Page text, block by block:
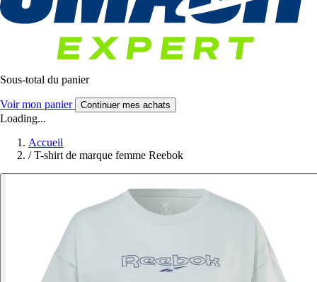
Sous-total du panier
Voir mon panier Continuer mes achats
Loading...
Accueil
/ T-shirt de marque femme Reebok